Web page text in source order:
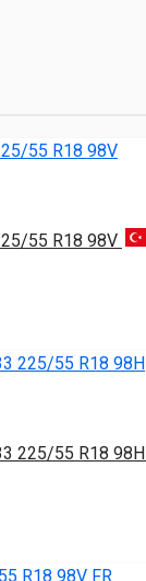
55 R18 98V
225/55 R18 98H